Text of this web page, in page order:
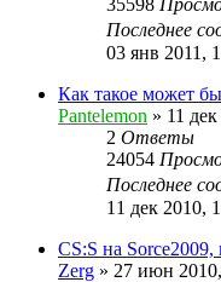
Последнее
03 янв 2011,
Как такое может
Pantelemon » 11
2 Ответы
24054
Последнее
11 дек 2010,
CS:S на
Zerg » 27 июн